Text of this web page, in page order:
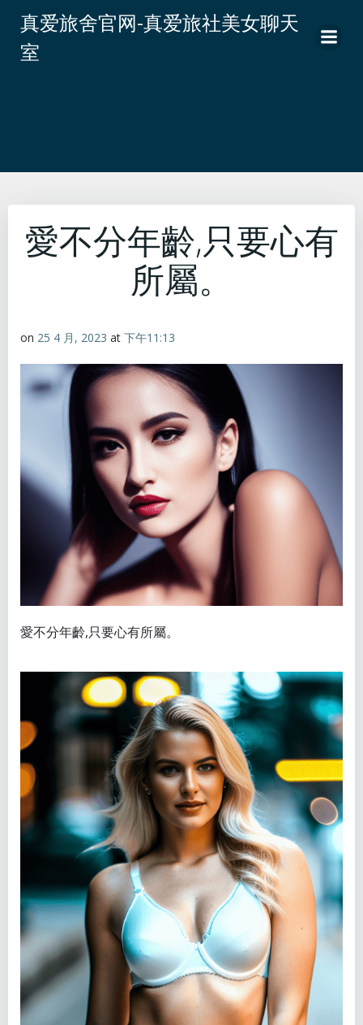
转
真爱旅舍官网-真爱旅社美女聊天
室
愛不分年齡,只要心有
所屬。
on 25 4 月, 2023 at 下午11:13
愛不分年齡,只要心有所屬。